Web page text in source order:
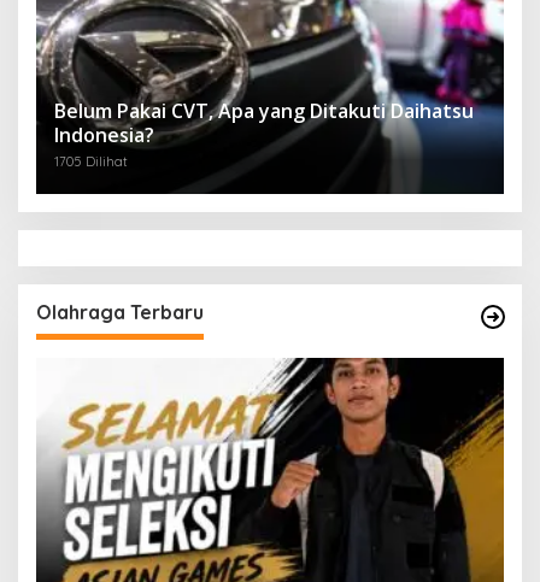
Belum Pakai CVT, Apa yang Ditakuti Daihatsu
Indonesia?
1705 Dilihat
Olahraga Terbaru